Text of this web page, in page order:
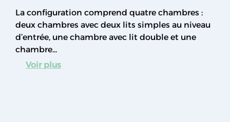
La configuration comprend quatre chambres :
deux chambres avec deux lits simples au niveau
d’entrée, une chambre avec lit double et une
chambre...
Voir plus